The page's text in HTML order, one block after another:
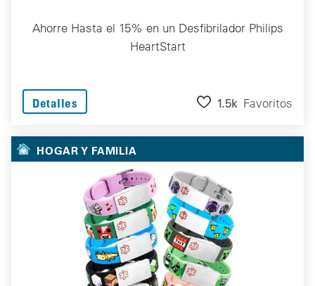
Ahorre Hasta el 15% en un Desfibrilador Philips
HeartStart
Detalles 1.5k Favoritos
HOGAR Y FAMILIA